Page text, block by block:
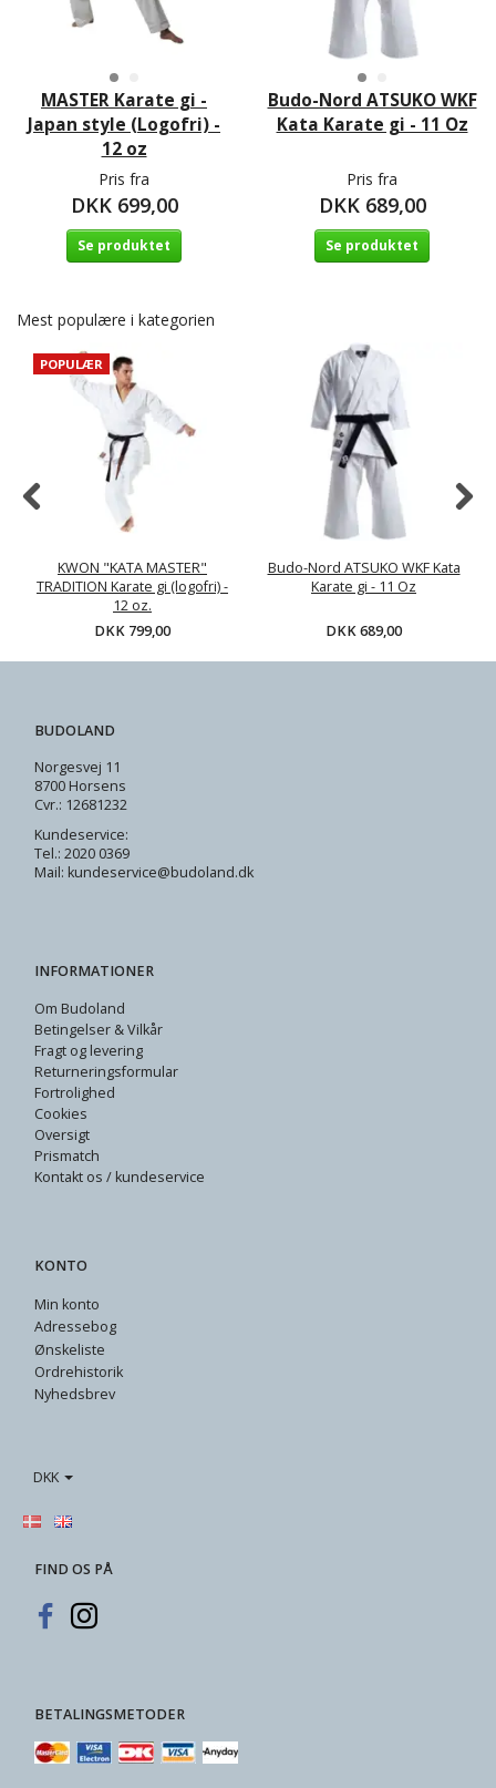
MASTER Karate gi -
Japan style (Logofri) -
12 oz
Pris fra
DKK 699,00
Se produktet
Budo-Nord ATSUKO WKF
Kata Karate gi - 11 Oz
Pris fra
DKK 689,00
Se produktet
Mest populære i kategorien
POPULÆR
KWON "KATA MASTER"
TRADITION Karate gi (logofri) -
12 oz.
DKK 799,00
Budo-Nord ATSUKO WKF Kata
Karate gi - 11 Oz
DKK 689,00
BUDOLAND
Norgesvej 11
8700 Horsens
Cvr.: 12681232
Kundeservice:
Tel.: 2020 0369
Mail: kundeservice@budoland.dk
INFORMATIONER
Om Budoland
Betingelser & Vilkår
Fragt og levering
Returneringsformular
Fortrolighed
Cookies
Oversigt
Prismatch
Kontakt os / kundeservice
KONTO
Min konto
Adressebog
Ønskeliste
Ordrehistorik
Nyhedsbrev
DKK
FIND OS PÅ
BETALINGSMETODER